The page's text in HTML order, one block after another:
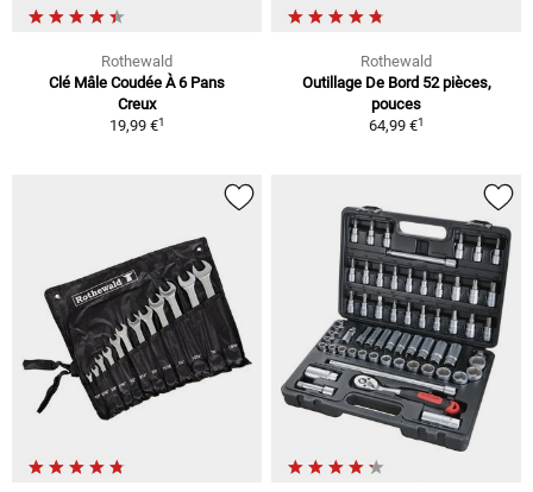
Rothewald
Clé Mâle Coudée À 6 Pans
Creux
19,99 €1
Rothewald
Outillage De Bord 52 pièces,
pouces
64,99 €1